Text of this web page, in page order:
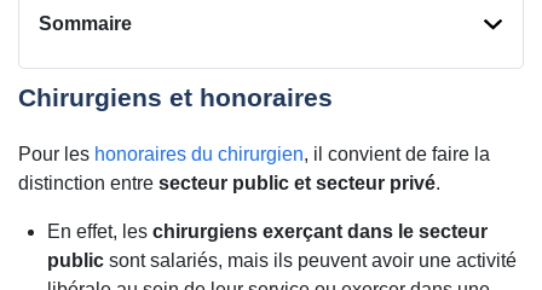
Sommaire
Chirurgiens et honoraires
Pour les honoraires du chirurgien, il convient de faire la
distinction entre secteur public et secteur privé.
En effet, les chirurgiens exerçant dans le secteur
public sont salariés, mais ils peuvent avoir une activité